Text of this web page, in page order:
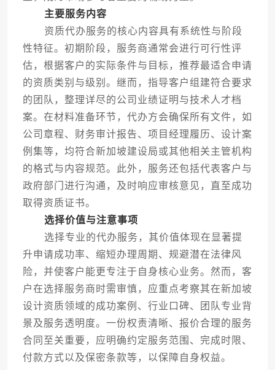
主要服务内容
资质代办服务的核心内容具有系统性与阶段
性特征。初期阶段，服务商通常会进行可行性评
估，根据客户的实际条件与目标，推荐最适合申请
的资质类别与级别。继而，指导客户组建符合要求
的团队，整理详尽的公司业绩证明与技术人才档
案。在材料准备环节，代办方会确保所有文件，如
公司章程、财务审计报告、项目经理履历、设计案
例集等，均符合新加坡建设局或其他相关主管机构
的格式与内容规范。此外，服务还包括代表客户与
政府部门进行沟通，及时响应审核意见，直至成功
取得资质证书。
选择价值与注意事项
选择专业的代办服务，其价值体现在显著提
升申请成功率、缩短办理周期、规避潜在法律风
险，并使客户能更专注于自身核心业务。然而，客
户在选择服务商时需审慎，应重点考察其在新加坡
设计资质领域的成功案例、行业口碑、团队专业背
景及服务透明度。一份权责清晰、报价合理的服务
合同至关重要，应明确约定服务范围、完成时限、
付款方式以及保密条款等，以保障自身权益。